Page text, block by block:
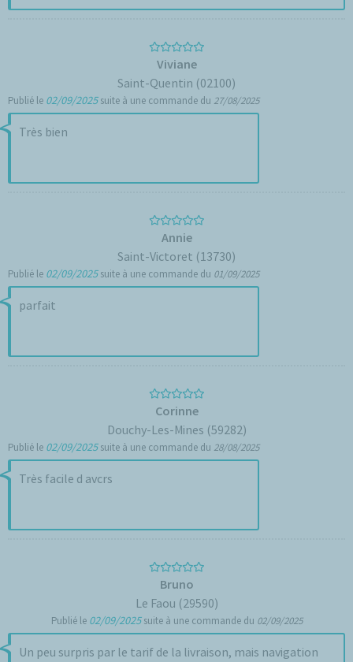
Viviane
Saint-Quentin (02100)
Publié le 02/09/2025suite à une commande du 27/08/2025
Très bien
Annie
Saint-Victoret (13730)
Publié le 02/09/2025suite à une commande du 01/09/2025
parfait
Corinne
Douchy-Les-Mines (59282)
Publié le 02/09/2025suite à une commande du 28/08/2025
Très facile d avcrs
Bruno
Le Faou (29590)
Publié le 02/09/2025suite à une commande du 02/09/2025
Un peu surpris par le tarif de la livraison, mais navigation